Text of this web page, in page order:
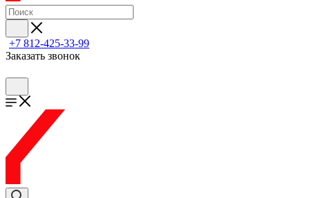
+7 812-425-33-99
Заказать звонок